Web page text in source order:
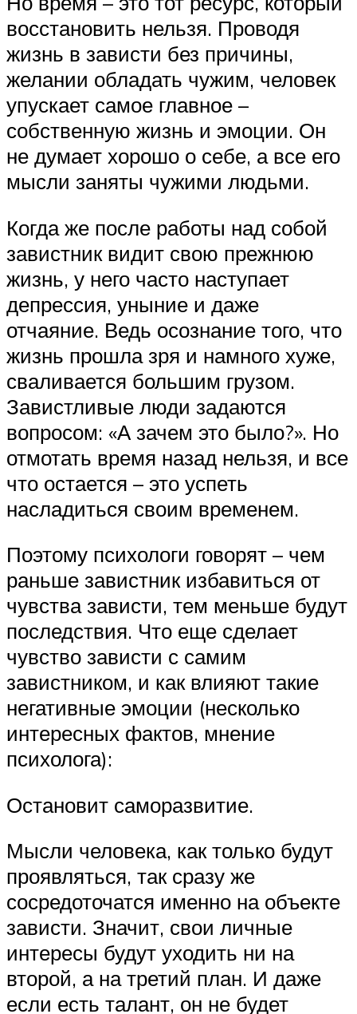
восстановить нельзя. Проводя
жизнь в зависти без причины,
желании обладать чужим, человек
упускает самое главное –
собственную жизнь и эмоции. Он
не думает хорошо о себе, а все его
мысли заняты чужими людьми.
Когда же после работы над собой
завистник видит свою прежнюю
жизнь, у него часто наступает
депрессия, уныние и даже
отчаяние. Ведь осознание того, что
жизнь прошла зря и намного хуже,
сваливается большим грузом.
Завистливые люди задаются
вопросом: «А зачем это было?». Но
отмотать время назад нельзя, и все
что остается – это успеть
насладиться своим временем.
Поэтому психологи говорят – чем
раньше завистник избавиться от
чувства зависти, тем меньше будут
последствия. Что еще сделает
чувство зависти с самим
завистником, и как влияют такие
негативные эмоции (несколько
интересных фактов, мнение
психолога):
Остановит саморазвитие.
Мысли человека, как только будут
проявляться, так сразу же
сосредоточатся именно на объекте
зависти. Значит, свои личные
интересы будут уходить ни на
второй, а на третий план. И даже
если есть талант, он не будет